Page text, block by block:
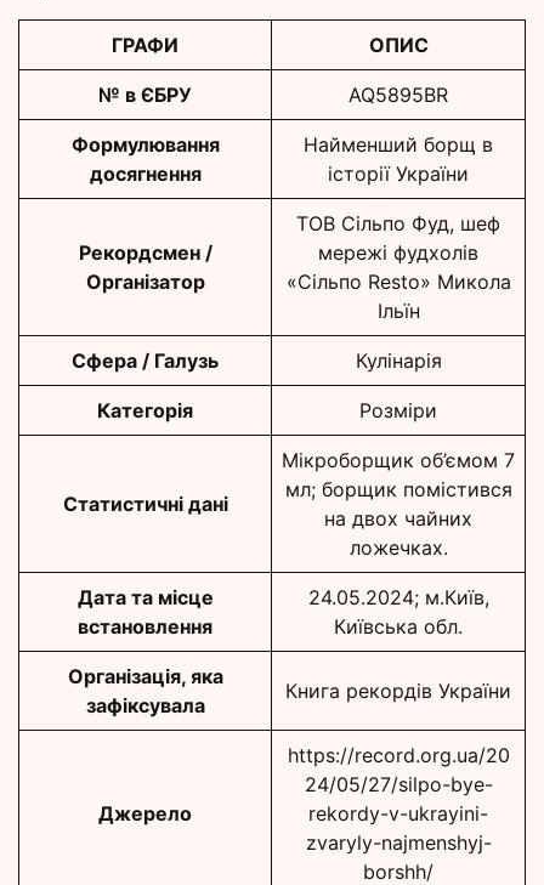
ГРАФИ ОПИС
№ в ЄБРУ AQ5895BR
Формулювання
досягнення
Найменший борщ в
історії України
Рекордсмен /
Організатор
ТОВ Сільпо Фуд, шеф
мережі фудхолів
«Сільпо Resto» Микола
Ільїн
Сфера / Галузь Кулінарія
Категорія Розміри
Статистичні дані
Мікроборщик об’ємом 7
мл; борщик помістився
на двох чайних
ложечках.
Дата та місце
встановлення
24.05.2024; м.Київ,
Київська обл.
Організація, яка
зафіксувала
Книга рекордів України
Джерело
https://record.org.ua/20
24/05/27/silpo-bye-
rekordy-v-ukrayini-
zvaryly-najmenshyj-
borshh/